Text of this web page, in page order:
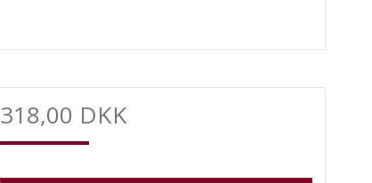
318,00 DKK